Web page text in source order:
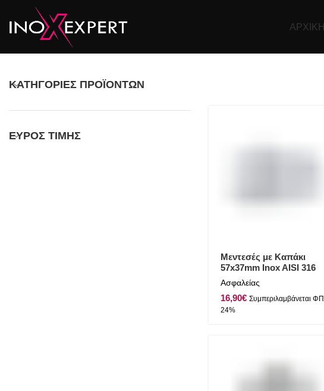
ΑΡΧΙΚΉ
ΚΑΤΗΓΟΡΊΕΣ ΠΡΟΪΌΝΤΩΝ
ΕΎΡΟΣ ΤΙΜΉΣ
Μεντεσές με Καπάκι
57x37mm Inox AISI 316
Γυαλιστερό
Ασφαλείας
€